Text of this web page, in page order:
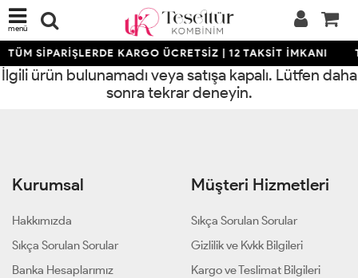
menü
TÜM SİPARİŞLERDE KARGO ÜCRETSİZ | 12 TAKSİT İMKANI
İlgili ürün bulunamadı veya satışa kapalı. Lütfen daha
sonra tekrar deneyin.
Kurumsal
Hakkımızda
Sıkça Sorulan Sorular
Banka Hesaplarımız
Müşteri Hizmetleri
Sıkça Sorulan Sorular
Gizlilik ve Kvkk Bilgileri
Kargo ve Teslimat Bilgileri